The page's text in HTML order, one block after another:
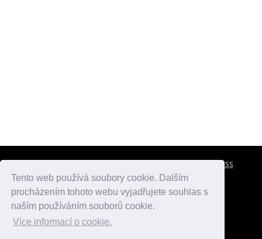
Tento web používá soubory cookie. Dalším
procházením tohoto webu vyjadřujete souhlas s
naším používáním souborů cookie.
Více informací o cookie.
RSS
atlaspamatek.info